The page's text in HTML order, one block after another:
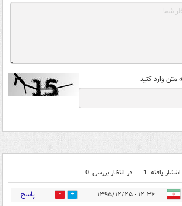
متن وارد کنید
انتشار یافته: 1 در انتظار بررسی: 0
۱۲:۳۶ - ۱۳۹۵/۱۲/۲۵ 2 پاسخ